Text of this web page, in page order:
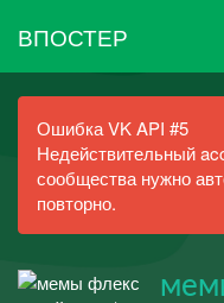
ВПОСТЕР
Ошибка VK API #5
Недействительный
сообщества нужно
повторно.